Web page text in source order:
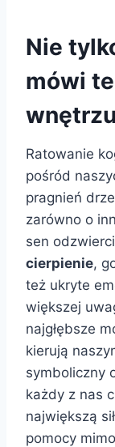
Nie
mówi
Ratowanie
pośród
pragnień
zarówno o
sen
cierpienie,
też ukryte
większej
najgłębsze
kierują
symboliczny
każdy z nas
największą
pomocy